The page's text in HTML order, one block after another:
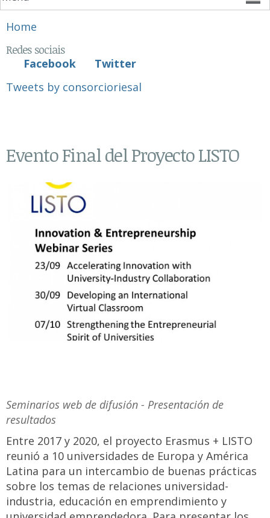
You are here
Home
Redes sociais
Facebook
Twitter
Tweets by consorcioriesal
Evento Final del Proyecto LISTO
Seminarios web de difusión - Presentación de
resultados
Entre 2017 y 2020, el proyecto Erasmus + LISTO
reunió a 10 universidades de Europa y América
Latina para un intercambio de buenas prácticas
sobre los temas de relaciones universidad-
industria, educación en emprendimiento y